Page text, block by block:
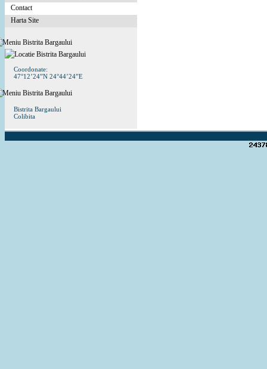
Contact
Harta Site
Coordonate:
47°12’24”N 24°44’24”E
Bistrita Bargaului
Colibita